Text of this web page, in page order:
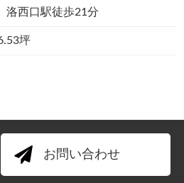
洛西口駅徒歩21分
坪
お問い合わせ